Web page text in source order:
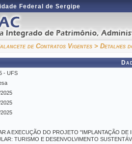
Federal de Sergipe
de Contratos Vigentes > Detalhes
- UFS
A EXECUÇÃO DO PROJETO "IMPLANTAÇÃO DE
TURISMO E DESENVOLVIMENTO